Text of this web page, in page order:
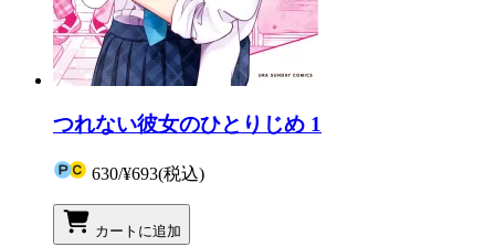
つれない彼女のひとりじめ 1
630/¥693(税込)
カートに追加